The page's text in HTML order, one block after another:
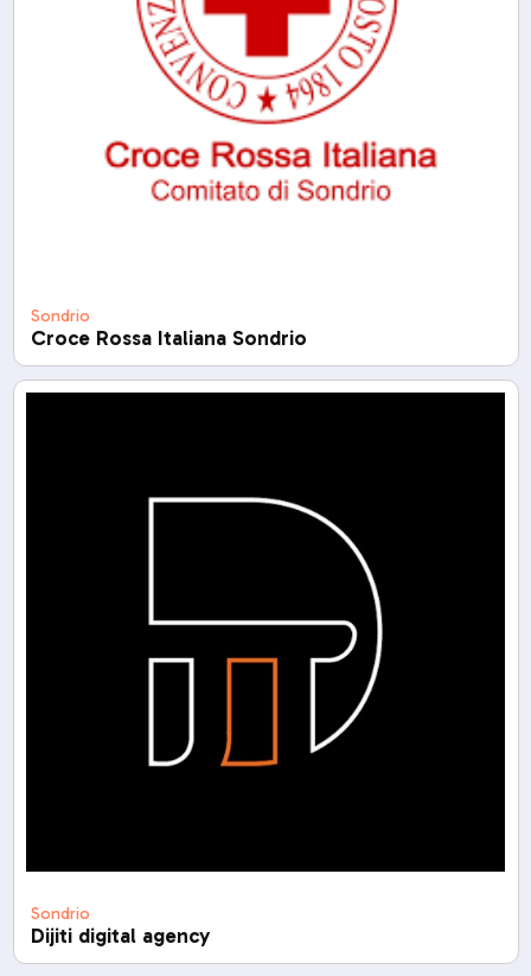
Sondrio
Croce Rossa Italiana Sondrio
Sondrio
Dijiti digital agency